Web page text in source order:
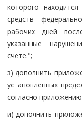
которого
средств
рабочих дней
указанные
счете.";
з) дополнить
установленных
согласно
и) дополнить